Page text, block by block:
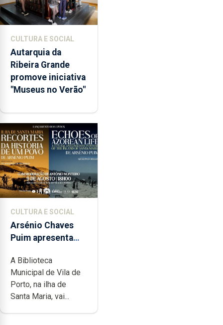
CULTURA E SOCIAL
Autarquia da
Ribeira Grande
promove iniciativa
"Museus no Verão"
CULTURA E SOCIAL
Arsénio Chaves
Puim apresenta
Biblioteca de Vila
do Porto
A Biblioteca
Municipal de Vila de
Porto, na ilha de
Santa Maria, vai...